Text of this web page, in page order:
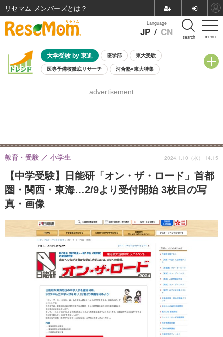
menu
Language
JP / CN search
大学受験 by 東進 医学部 東大受験
医専予備校徹底リサーチ 河合塾×東大特集
8月開催学校説明会・相談会
advertisement
【中学受験】日能研「オン・ザ・ロード」首都
圏・関西・東海…2/9より受付開始 3枚目の写
真・画像
教育・受験 小学生 2024.1.10（水） 14:15
リセマム メンバーズ